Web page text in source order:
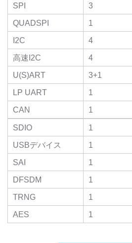
SPI
3
QUADSPI
1
I2C
4
高速I2C
4
U(S)ART
3+1
LP UART
1
CAN
1
SDIO
1
USBデバイス
1
SAI
1
DFSDM
1
TRNG
1
AES
1